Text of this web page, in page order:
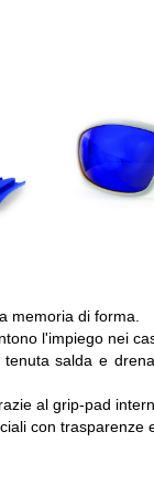
memoria di forma.
l'impiego nei
tenuta salda e
al grip-pad
con trasparenze